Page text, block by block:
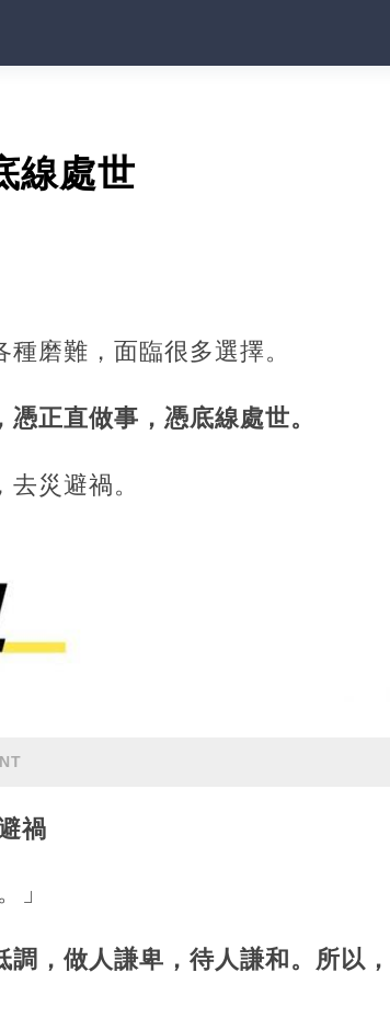
線處世
磨難，面臨很多選擇。
正直做事，憑底線處世。
災避禍。
禍
」
，做人謙卑，待人謙和。所以，